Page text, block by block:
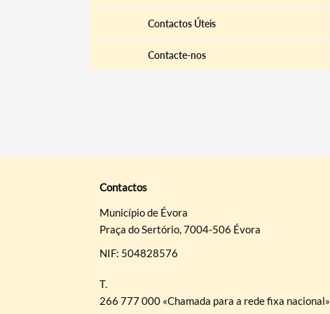
Contactos Úteis
Contacte-nos
Contactos
Município de Évora
Praça do Sertório, 7004-506 Évora
NIF: 504828576
T.
266 777 000 «Chamada para a rede fixa nacional»